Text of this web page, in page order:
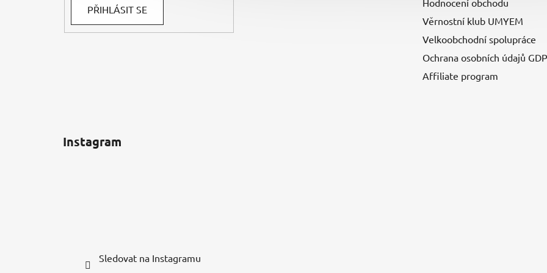
PŘIHLÁSIT SE
Věrnostní klub UMYEM
Velkoobchodní spolupráce
Ochrana osobních údajů
Affiliate program
Instagram
Sledovat na Instagramu